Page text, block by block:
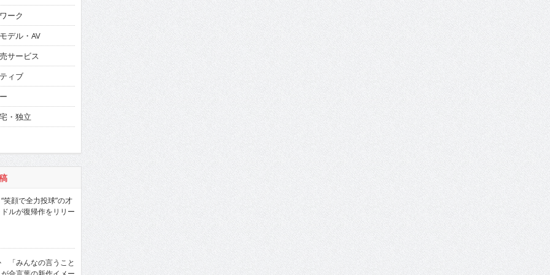
ーク
デル・AV
サービス
ィブ
・独立
顔で全力投球”の才
ルが復帰作をリリー
「みんなの言うこと